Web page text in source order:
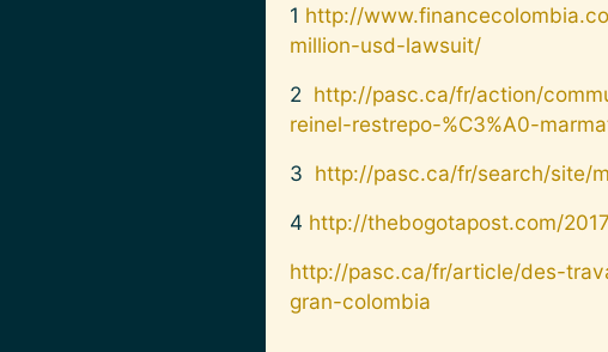
1 http://
million-usd-lawsuit/
2 http://pasc.ca/fr/action/
reinel-restrepo-%C3%A0-
3 http://pasc.ca/fr/search/site/
4 http://thebogotapost.com/
http://pasc.ca/fr/article/des-
gran-colombia